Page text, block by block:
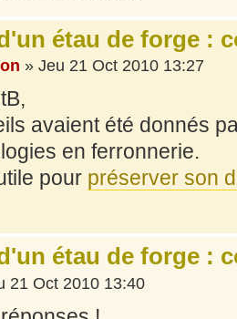
étau de forge :
» Jeu 21 Oct 2010 13:27
avaient été donnés
en ferronnerie.
pour préserver son
étau de forge :
21 Oct 2010 13:40